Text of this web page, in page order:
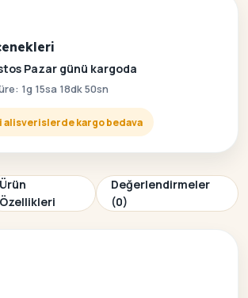
Pazar günü kargoda
1g 15sa 18dk 50sn
alisverislerde kargo bedava
Ürün
Özellikleri
Değerlendirmeler
(0)